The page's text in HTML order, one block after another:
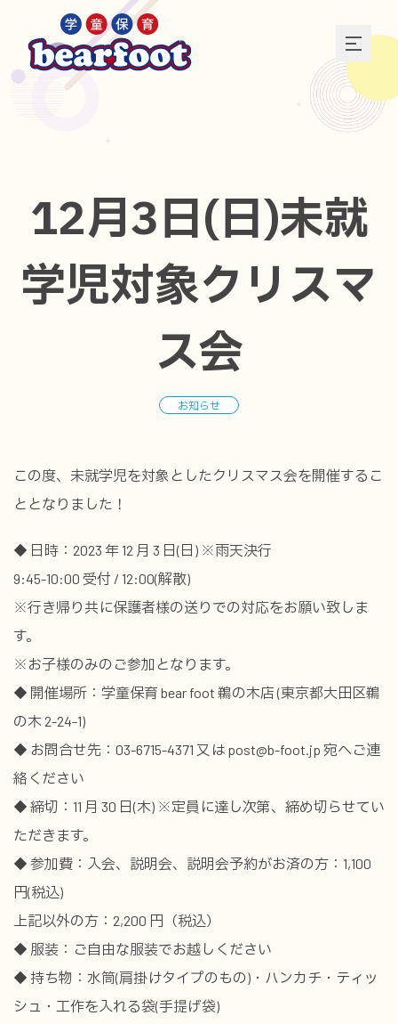
12月3日(日)未就
学児対象クリスマ
ス会
お知らせ
この度、未就学児を対象としたクリスマス会を開催するこ
ととなりました！
◆ 日時：2023 年 12 月 3 日(日) ※雨天決行
9:45-10:00 受付 / 12:00(解散)
※行き帰り共に保護者様の送りでの対応をお願い致しま
す。
※お子様のみのご参加となります。
◆ 開催場所：学童保育 bear foot 鵜の木店 (東京都大田区鵜
の木 2-24-1)
◆ お問合せ先：03-6715-4371 又は post@b-foot.jp 宛へご連
絡ください
◆ 締切：11 月 30 日(木) ※定員に達し次第、締め切らせてい
ただきます。
◆ 参加費：入会、説明会、説明会予約がお済の方：1,100
円(税込)
上記以外の方：2,200 円（税込）
◆ 服装：ご自由な服装でお越しください
◆ 持ち物：水筒(肩掛けタイプのもの)・ハンカチ・ティッ
シュ・工作を入れる袋(手提げ袋)